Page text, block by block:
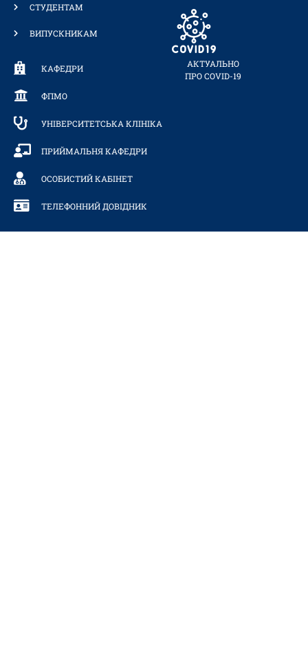
СТУДЕНТАМ
ВИПУСКНИКАМ
КАФЕДРИ
ФПМО
УНІВЕРСИТЕТСЬКА КЛІНІКА
ПРИЙМАЛЬНЯ КАФЕДРИ
ОСОБИСТИЙ КАБІНЕТ
ТЕЛЕФОННИЙ ДОВІДНИК
АКТУАЛЬНО
ПРО COVID-19